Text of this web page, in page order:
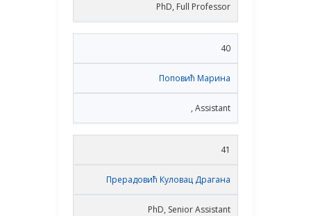
PhD, Full Professor
40
Поповић Марина
, Assistant
41
Прерадовић Куловац Драгана
PhD, Senior Assistant